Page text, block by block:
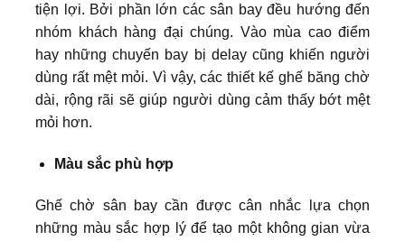
tiện lợi. Bởi phần lớn các sân bay đều hướng đến
nhóm khách hàng đại chúng. Vào mùa cao điểm
hay những chuyến bay bị delay cũng khiến người
dùng rất mệt mỏi. Vì vậy, các thiết kế ghế băng chờ
dài, rộng rãi sẽ giúp người dùng cảm thấy bớt mệt
mỏi hơn.
Màu sắc phù hợp
Ghế chờ sân bay cần được cân nhắc lựa chọn
những màu sắc hợp lý để tạo một không gian vừa